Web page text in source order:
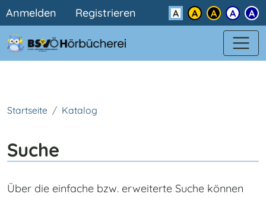
Direkt zum Inhalt
Benutzermenü
Anmelden Registrieren Kontrast
Startseite Katalog
Suche
Über die einfache bzw. erweiterte Suche können